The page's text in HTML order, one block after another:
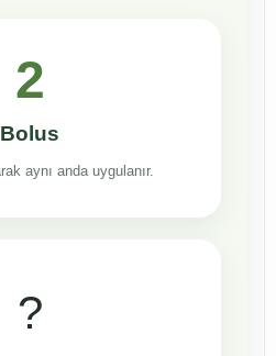
2
Bolus
aynı anda uygulanır.
?